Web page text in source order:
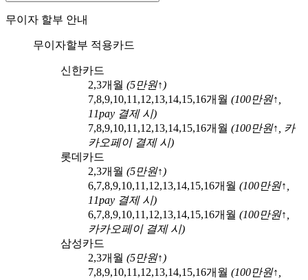
무이자 할부 안내
무이자할부 적용카드
신한카드
2,3개월 (5만원↑)
7,8,9,10,11,12,13,14,15,16개월 (100만원↑,
11pay 결제 시)
7,8,9,10,11,12,13,14,15,16개월 (100만원↑, 카
카오페이결제 시)
롯데카드
2,3개월 (5만원↑)
6,7,8,9,10,11,12,13,14,15,16개월 (100만원↑,
11pay 결제 시)
6,7,8,9,10,11,12,13,14,15,16개월 (100만원↑,
카카오페이결제 시)
삼성카드
2,3개월 (5만원↑)
7,8,9,10,11,12,13,14,15,16개월 (100만원↑,